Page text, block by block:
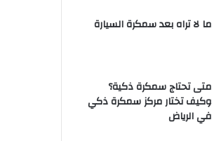
ما لا تراه بعد سمكرة السيارة
متى تحتاج سمكرة ذكية؟
وكيف تختار مركز سمكرة ذكي
في الرياض